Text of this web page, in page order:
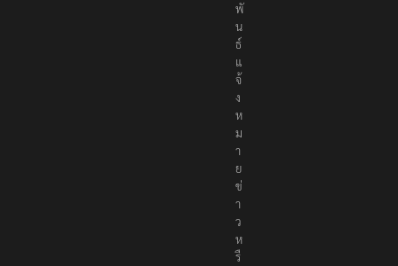
พั
น
ธ์
แ
จ้
ง
ห
ม
า
ย
ข่
า
ว
ห
รื